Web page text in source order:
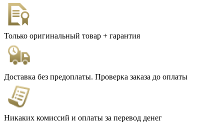
Только оригинальный товар + гарантия
Доставка без предоплаты. Проверка заказа до оплаты
Никаких комиссий и оплаты за перевод денег